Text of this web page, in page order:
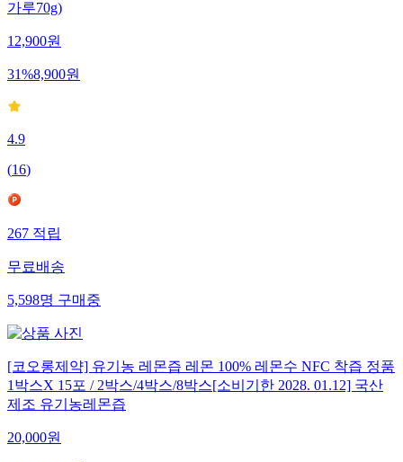
가루70g)
12,900원
31%8,900원
4.9
(16)
267 적립
무료배송
5,598명 구매중
[코오롱제약] 유기농 레몬즙 레몬 100% 레몬수 NFC 착즙 정품
1박스X 15포 / 2박스/4박스/8박스[소비기한 2028. 01.12] 국산
제조 유기농레몬즙
20,000원